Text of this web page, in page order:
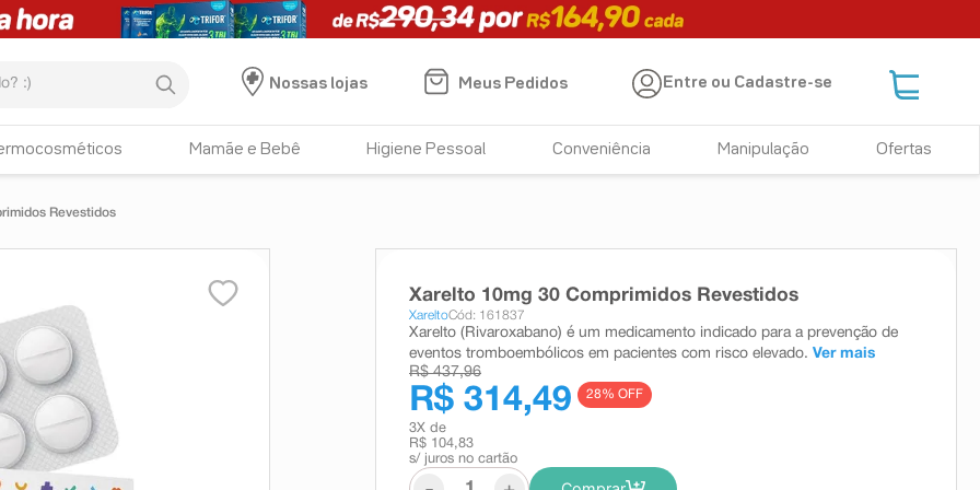
Nossas lojas
Meus Pedidos Entre ou Cadastre-se
Mamãe e Bebê Higiene Pessoal Conveniência Manipulação Ofertas
Revestidos
Xarelto 10mg 30 Comprimidos Revestidos
XareltoCód: 161837
Xarelto (Rivaroxabano) é um medicamento indicado para a prevenção de
eventos tromboembólicos em pacientes com risco elevado. Ver mais
R$ 437,96
R$ 314,49 28% OFF
3X de
R$ 104,83
s/ juros no cartão